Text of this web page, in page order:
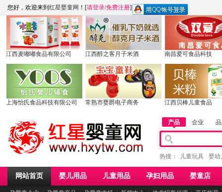
您好，欢迎来到 红星婴童网 ！[请登录/免费注册]
江西麦嘟嘟食品有限公司 江西醇之客月子米酒 南昌爱可食品科技
上海怡氏食品科技有限公司 常熟市婴爵电子商务 江西贝棒儿童食品
产品 企业
热搜： 儿童玩具 婴幼
网站首页 婴儿用品 儿童用品 孕妇用品 婴童店